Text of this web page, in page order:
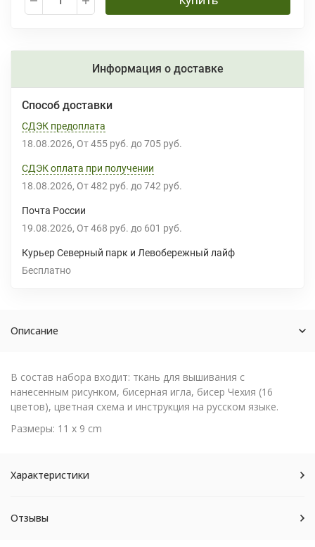
Информация о доставке
Способ доставки
СДЭК предоплата
18.08.2026 От 455 руб. до 705 руб.
СДЭК оплата при получении
18.08.2026 От 482 руб. до 742 руб.
Почта России
19.08.2026 От 468 руб. до 601 руб.
Курьер Северный парк и Левобережный лайф
Бесплатно
Описание
В состав набора входит: ткань для вышивания с
нанесенным рисунком, бисерная игла, бисер Чехия (16
цветов), цветная схема и инструкция на русском языке.
Размеры: 11 х 9 cm
Характеристики
Отзывы